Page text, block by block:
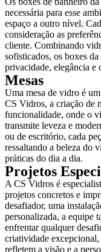
necessária para esse
espaço a outro nível.
consideração as
cliente. Combinando
sofisticados, os boxes
privacidade, elegância e
Mesas
Uma mesa de vidro é
CS Vidros, a criação de
funcionalidade, onde o
transmite leveza e
ou de escritório, cada
ressaltando a beleza do
práticas do dia a dia.
Projetos
A CS Vidros é
projetos concretos e
desafiador, uma
personalizada, a equipe
enfrentar qualquer
criatividade
refletem a visão e a